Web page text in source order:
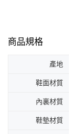
商品規格
產地
鞋面材質
內裏材質
鞋墊材質